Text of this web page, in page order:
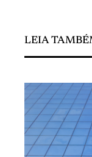
LEIA